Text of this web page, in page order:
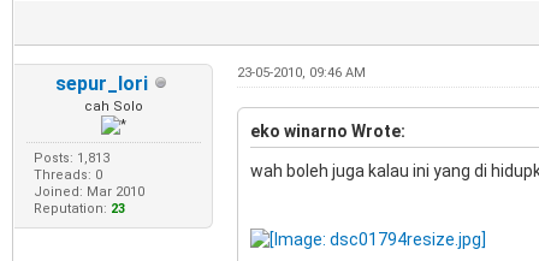
sepur_lori
cah Solo
Posts: 1,813
Threads: 0
Joined: Mar 2010
Reputation: 23
23-05-2010, 09:46 AM
eko winarno Wrote:
wah boleh juga kalau ini yang di